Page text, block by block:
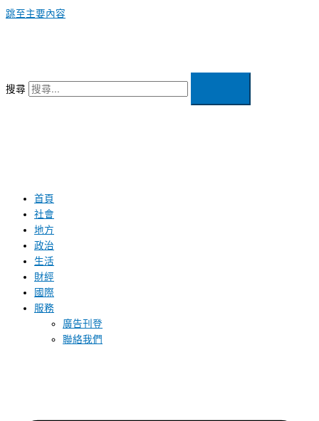
跳至主要內容
搜尋
首頁
社會
地方
政治
生活
財經
國際
服務
廣告刊登
聯絡我們